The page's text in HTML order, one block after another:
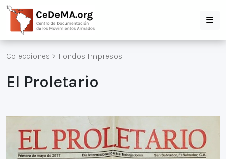
Colecciones > Fondos Impresos
El Proletario